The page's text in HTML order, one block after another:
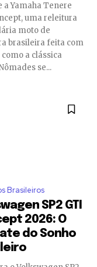
a Yamaha Tenere
uma releitura
moto de
brasileira feita com
como a clássica
se...
Brasileiros
SP2 GTI
2026: O
do Sonho